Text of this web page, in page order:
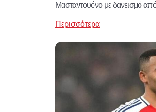
Μασταντουόνο με δανεισμό
Περισσότερα